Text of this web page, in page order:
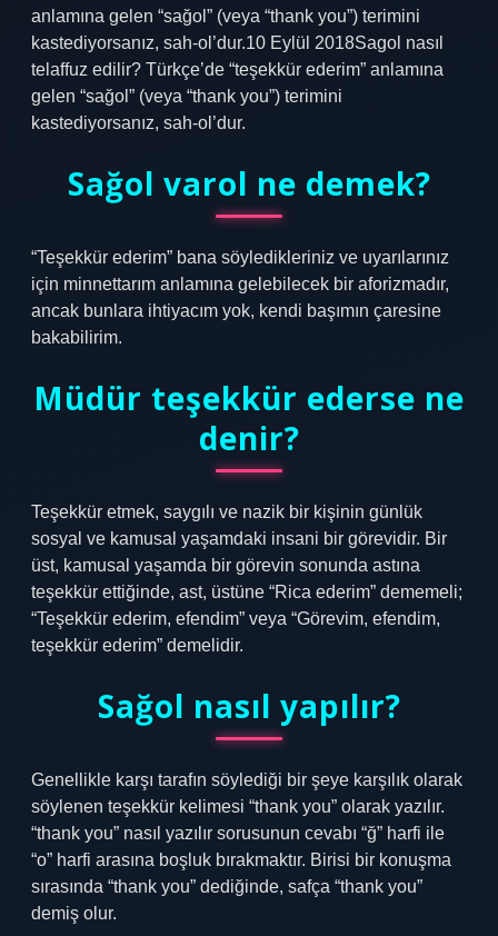
anlamına gelen “sağol” (veya “thank you”) terimini
kastediyorsanız, sah-ol’dur.10 Eylül 2018Sagol nasıl
telaffuz edilir? Türkçe’de “teşekkür ederim” anlamına
gelen “sağol” (veya “thank you”) terimini
kastediyorsanız, sah-ol’dur.
Sağol varol ne demek?
“Teşekkür ederim” bana söyledikleriniz ve uyarılarınız
için minnettarım anlamına gelebilecek bir aforizmadır,
ancak bunlara ihtiyacım yok, kendi başımın çaresine
bakabilirim.
Müdür teşekkür ederse ne
denir?
Teşekkür etmek, saygılı ve nazik bir kişinin günlük
sosyal ve kamusal yaşamdaki insani bir görevidir. Bir
üst, kamusal yaşamda bir görevin sonunda astına
teşekkür ettiğinde, ast, üstüne “Rica ederim” dememeli;
“Teşekkür ederim, efendim” veya “Görevim, efendim,
teşekkür ederim” demelidir.
Sağol nasıl yapılır?
Genellikle karşı tarafın söylediği bir şeye karşılık olarak
söylenen teşekkür kelimesi “thank you” olarak yazılır.
“thank you” nasıl yazılır sorusunun cevabı “ğ” harfi ile
“o” harfi arasına boşluk bırakmaktır. Birisi bir konuşma
sırasında “thank you” dediğinde, safça “thank you”
demiş olur.